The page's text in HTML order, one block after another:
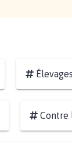
Contre